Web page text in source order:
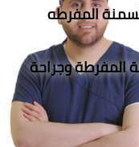
المفرطه
المفرطة وجراحة